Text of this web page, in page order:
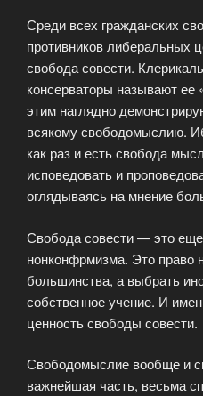
Среди всех гражданских
противников либеральных
свобода совести.
консерваторы называют ее
этим наглядно
всякому свободомыслию.
как раз и есть свобода
исповедовать и
оглядываясь на мнение
Свобода совести — это
нонконфрмизма. Это право
большинства, а выбрать
собственное учение. И
ценность свободы совести.
Свободомыслие вообще и
важнейшая часть, весьма